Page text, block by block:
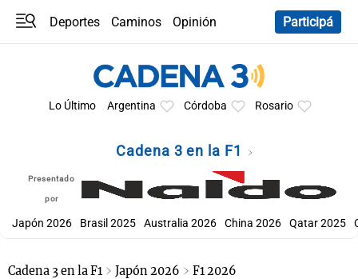
Deportes Caminos
Opinión
Participá
Lo Último Argentina Córdoba Rosario
Cadena 3 en la F1
Presentado
por
Japón 2026 Brasil 2025 Australia 2026 China 2026 Qatar 2025
Cadena 3 en la F1 Japón 2026 F1 2026